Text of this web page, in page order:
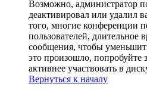
Возможно, администратор
деактивировал или удалил
того, многие конференции
пользователей, длительное
сообщения, чтобы
это произошло, попробуйте
активнее участвовать в
Вернуться к началу